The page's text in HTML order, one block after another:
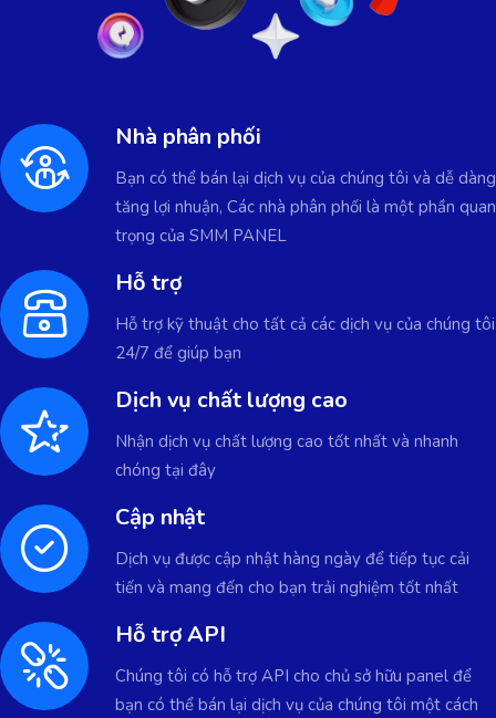
Nhà phân phối
Bạn có thể bán lại dịch vụ của chúng tôi và dễ dàng
tăng lợi nhuận, Các nhà phân phối là một phần quan
trọng của SMM PANEL
Hỗ trợ
Hỗ trợ kỹ thuật cho tất cả các dịch vụ của chúng tôi
24/7 để giúp bạn
Dịch vụ chất lượng cao
Nhận dịch vụ chất lượng cao tốt nhất và nhanh
chóng tại đây
Cập nhật
Dịch vụ được cập nhật hàng ngày để tiếp tục cải
tiến và mang đến cho bạn trải nghiệm tốt nhất
Hỗ trợ API
Chúng tôi có hỗ trợ API cho chủ sở hữu panel để
bạn có thể bán lại dịch vụ của chúng tôi một cách